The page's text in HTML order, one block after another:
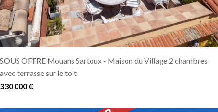
SOUS OFFRE Mouans Sartoux - Maison du Village 2 chambres
avec terrasse sur le toit
330 000 €